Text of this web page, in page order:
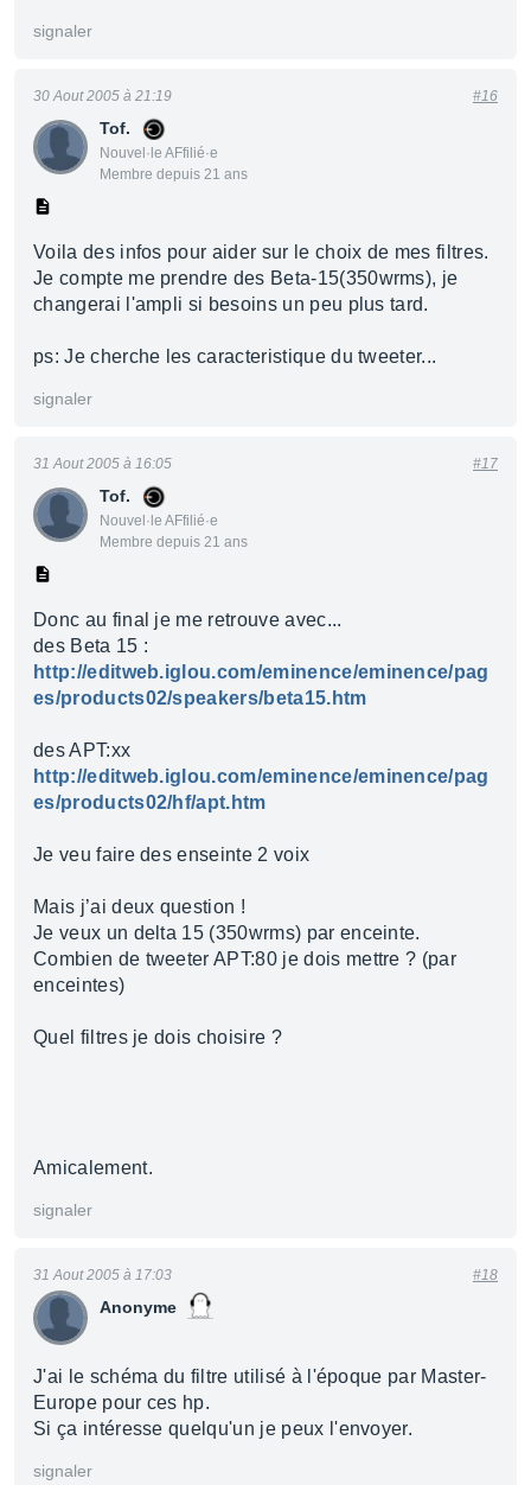
signaler
Tof.
Nouvel·le AFfilié·e
Membre depuis 21 ans
30 Aout 2005 à 21:19 #16
Voila des infos pour aider sur le choix de mes filtres.
Je compte me prendre des Beta-15(350wrms), je
changerai l'ampli si besoins un peu plus tard.
ps: Je cherche les caracteristique du tweeter...
signaler
Tof.
Nouvel·le AFfilié·e
Membre depuis 21 ans
31 Aout 2005 à 16:05 #17
Donc au final je me retrouve avec...
des Beta 15 :
http://editweb.iglou.com/eminence/eminence/pag
es/products02/speakers/beta15.htm
des APT:xx
http://editweb.iglou.com/eminence/eminence/pag
es/products02/hf/apt.htm
Je veu faire des enseinte 2 voix
Mais j’ai deux question !
Je veux un delta 15 (350wrms) par enceinte.
Combien de tweeter APT:80 je dois mettre ? (par
enceintes)
Quel filtres je dois choisire ?
Amicalement.
signaler
Anonyme
31 Aout 2005 à 17:03 #18
J'ai le schéma du filtre utilisé à l'époque par Master-
Europe pour ces hp.
Si ça intéresse quelqu'un je peux l'envoyer.
signaler